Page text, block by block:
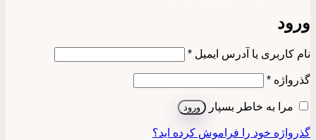
ورود
نام کاربری یا آدرس ایمیل *الزامی
گذرواژه *الزامی
مرا به خاطر بسپار ورود
گذرواژه خود را فراموش کرده اید؟